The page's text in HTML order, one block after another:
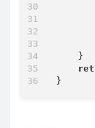
    }